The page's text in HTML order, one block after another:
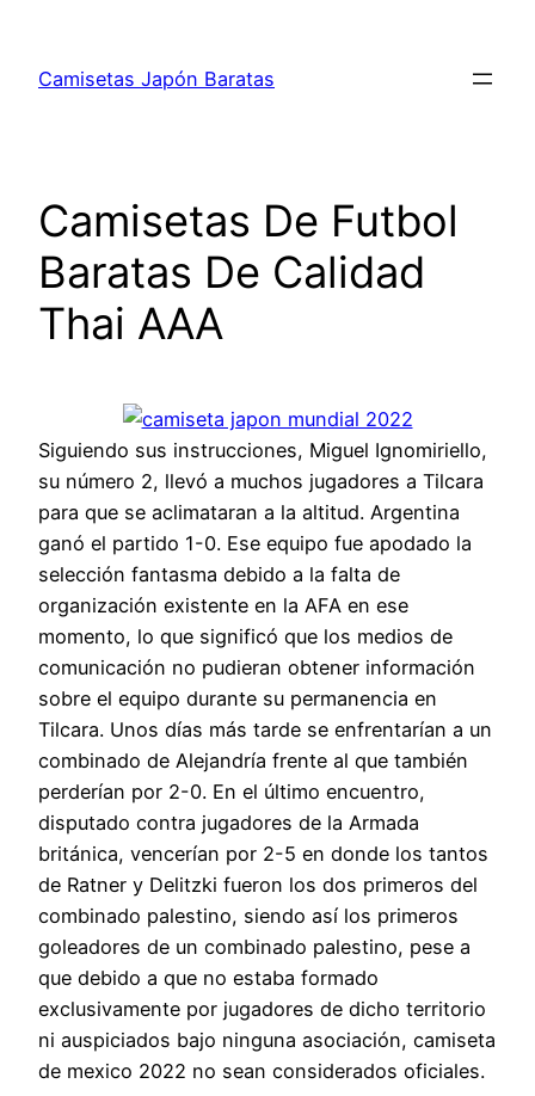
contenido
Camisetas Japón Baratas
Camisetas De Futbol
Baratas De Calidad
Thai AAA
Siguiendo sus instrucciones, Miguel Ignomiriello,
su número 2, llevó a muchos jugadores a Tilcara
para que se aclimataran a la altitud. Argentina
ganó el partido 1-0. Ese equipo fue apodado la
selección fantasma debido a la falta de
organización existente en la AFA en ese
momento, lo que significó que los medios de
comunicación no pudieran obtener información
sobre el equipo durante su permanencia en
Tilcara. Unos días más tarde se enfrentarían a un
combinado de Alejandría frente al que también
perderían por 2-0. En el último encuentro,
disputado contra jugadores de la Armada
británica, vencerían por 2-5 en donde los tantos
de Ratner y Delitzki fueron los dos primeros del
combinado palestino, siendo así los primeros
goleadores de un combinado palestino, pese a
que debido a que no estaba formado
exclusivamente por jugadores de dicho territorio
ni auspiciados bajo ninguna asociación, camiseta
de mexico 2022 no sean considerados oficiales.